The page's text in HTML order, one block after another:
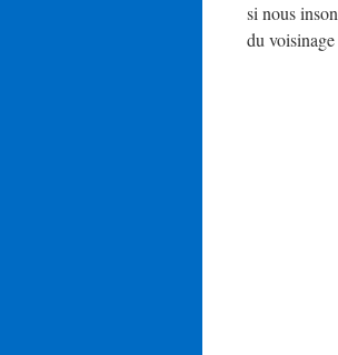
si nous
du